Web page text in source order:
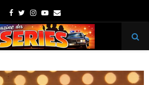
Facebook
TwitterInstagram
Youtube
Email